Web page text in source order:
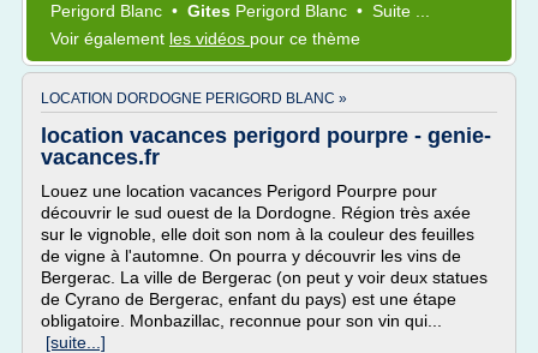
Perigord Blanc • Gites Perigord Blanc • Suite ...
Voir également les vidéos pour ce thème
LOCATION DORDOGNE PERIGORD BLANC »
location vacances perigord pourpre - genie-
vacances.fr
Louez une location vacances Perigord Pourpre pour
découvrir le sud ouest de la Dordogne. Région très axée
sur le vignoble, elle doit son nom à la couleur des feuilles
de vigne à l'automne. On pourra y découvrir les vins de
Bergerac. La ville de Bergerac (on peut y voir deux statues
de Cyrano de Bergerac, enfant du pays) est une étape
obligatoire. Monbazillac, reconnue pour son vin qui...
[suite...]